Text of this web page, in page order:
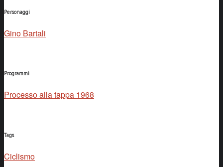
Personaggi
Gino Bartali
Programmi
Processo alla tappa 1968
Tags
Ciclismo